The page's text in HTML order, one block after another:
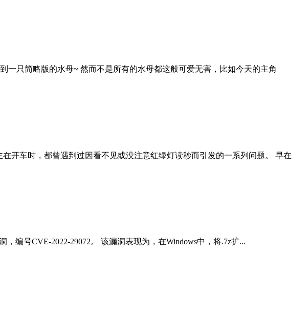
一只简略版的水母~ 然而不是所有的水母都这般可爱无害，比如今天的主角
车时，都曾遇到过因看不见或没注意红绿灯读秒而引发的一系列问题。 早在
编号CVE-2022-29072。 该漏洞表现为，在Windows中，将.7z扩...